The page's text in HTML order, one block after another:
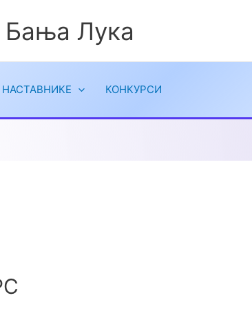
Лука
НАСТАВНИКЕ КОНКУРСИ